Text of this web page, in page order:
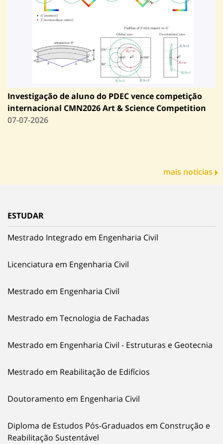
Investigação de aluno do PDEC vence competição
internacional CMN2026 Art & Science Competition
07-07-2026
mais notícias
ESTUDAR
Mestrado Integrado em Engenharia Civil
Licenciatura em Engenharia Civil
Mestrado em Engenharia Civil
Mestrado em Tecnologia de Fachadas
Mestrado em Engenharia Civil - Estruturas e Geotecnia
Mestrado em Reabilitação de Edifícios
Doutoramento em Engenharia Civil
Diploma de Estudos Pós-Graduados em Construção e
Reabilitação Sustentável